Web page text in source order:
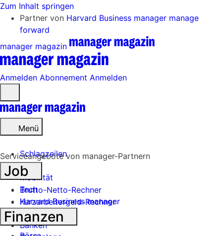
Zum Inhalt springen
Partner von Harvard Business manager manage
forward
manager magazin
Anmelden Abonnement Anmelden
öffnen
Menü
Schlagzeilen
Mobilität
Tech
Harvard Business manager
Handel
Banken
Serviceangebote von manager-Partnern
Job
Brutto-Netto-Rechner
Kurzarbeitergeld-Rechner
Finanzen